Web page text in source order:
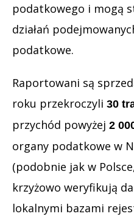
podatkowego i mogą
działań
podatkowe.
Raportowani są
roku przekroczyli 30
przychód powyżej 2
organy podatkowe w
(podobnie jak w
krzyżowo weryfikują
lokalnymi bazami